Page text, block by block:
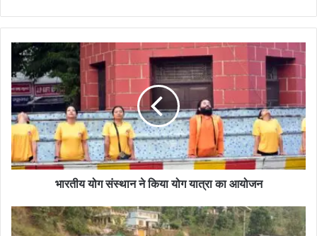
भारतीय योग संस्थान ने किया योग यात्रा का आयोजन